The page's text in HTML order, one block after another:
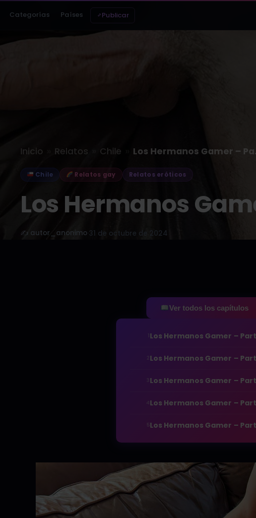
Categorías Países Publicar
Inicio Relatos Chile Los
Chile Relatos gay Relatos eróticos
Los Hermanos
✍️ autor_anonimo 31 de octubre de 2024
Ver todos los capítulos
Los Hermanos Gamer –
Los Hermanos Gamer –
Los Hermanos Gamer –
Los Hermanos Gamer –
Los Hermanos Gamer –